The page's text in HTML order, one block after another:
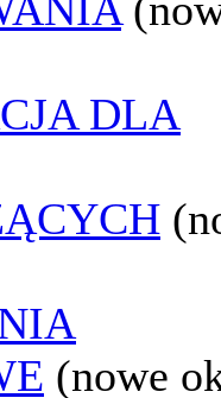
DLA
(nowe